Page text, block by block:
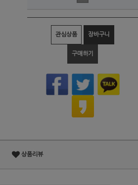
관심상품 장바구니
구매하기
상품리뷰